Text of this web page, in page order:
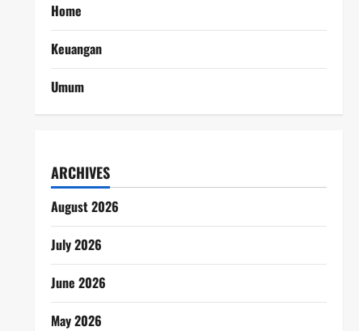
Home
Keuangan
Umum
ARCHIVES
August 2026
July 2026
June 2026
May 2026